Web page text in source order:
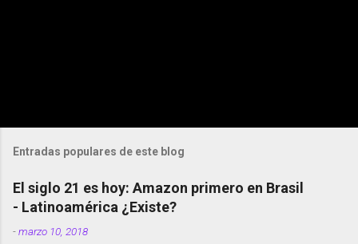
Entradas populares de este blog
El siglo 21 es hoy: Amazon primero en Brasil
- Latinoamérica ¿Existe?
-marzo 10, 2018